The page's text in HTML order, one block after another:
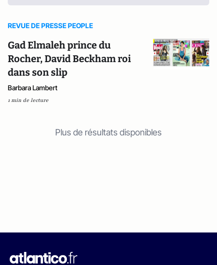
REVUE DE PRESSE PEOPLE
Gad Elmaleh prince du
Rocher, David Beckham roi
dans son slip
Barbara Lambert
1 min de lecture
Plus de résultats disponibles